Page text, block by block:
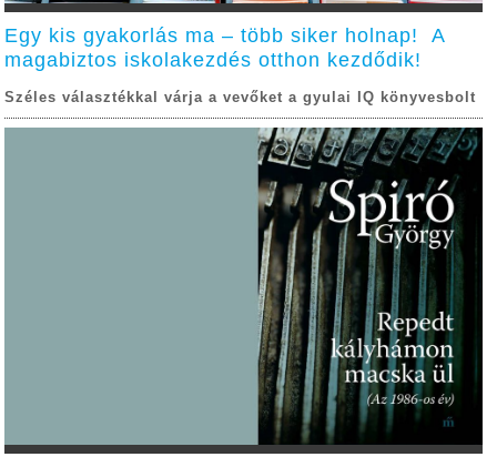
Egy kis gyakorlás ma – több siker holnap! A
magabiztos iskolakezdés otthon kezdődik!
Széles választékkal várja a vevőket a gyulai IQ könyvesbolt